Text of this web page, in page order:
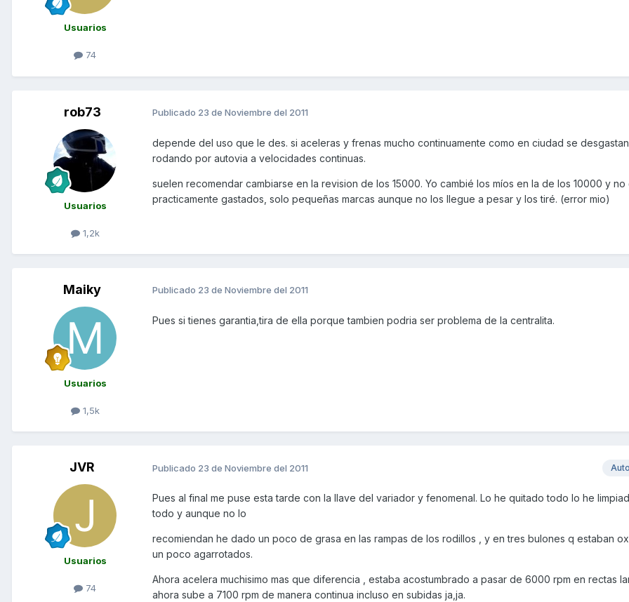
Usuarios
74
rob73
Usuarios
1,2k
Publicado 23 de Noviembre del 2011
depende del uso que le des. si aceleras y frenas mucho continuamente como en ciudad se
rodando por autovia a velocidades continuas.
suelen recomendar cambiarse en la revision de los 15000. Yo cambié los míos en la de los 10000 y no
practicamente gastados, solo pequeñas marcas aunque no los llegue a pesar y los tiré. (error mio)
Maiky
Usuarios
1,5k
Publicado 23 de Noviembre del 2011
Pues si tienes garantia,tira de ella porque tambien podria ser problema de la centralita.
JVR
Usuarios
74
Publicado 23 de Noviembre del 2011
Pues al final me puse esta tarde con la llave del variador y fenomenal. Lo he quitado todo lo he
todo y aunque no lo
recomiendan he dado un poco de grasa en las rampas de los rodillos , y en tres bulones q estaban
un poco agarrotados.
Ahora acelera muchisimo mas que diferencia , estaba acostumbrado a pasar de 6000 rpm en rectas
ahora sube a 7100 rpm de manera continua incluso en subidas ja,ja.